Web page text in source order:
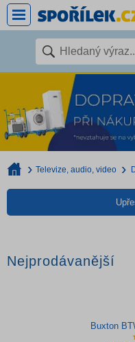
Televize, audio, video
Nejprodávanější
Buxton